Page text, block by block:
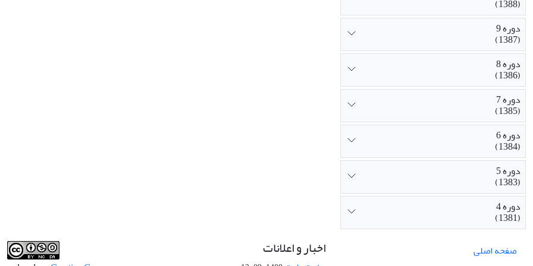
(1388)
دوره 9
(1387)
دوره 8
(1386)
دوره 7
(1385)
دوره 6
(1384)
دوره 5
(1383)
دوره 4
(1381)
صفحه اصلی
اخبار و اعلانات